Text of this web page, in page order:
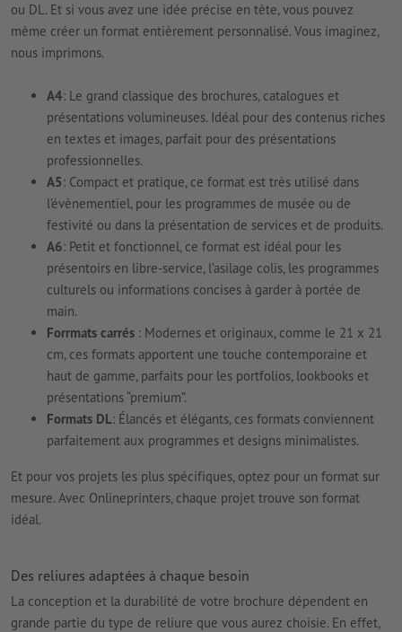
ou DL. Et si vous avez une idée précise en tête, vous pouvez
même créer un format entièrement personnalisé. Vous imaginez,
nous imprimons.
A4: Le grand classique des brochures, catalogues et
présentations volumineuses. Idéal pour des contenus riches
en textes et images, parfait pour des présentations
professionnelles.
A5: Compact et pratique, ce format est très utilisé dans
l’évènementiel, pour les programmes de musée ou de
festivité ou dans la présentation de services et de produits.
A6: Petit et fonctionnel, ce format est idéal pour les
présentoirs en libre-service, l’asilage colis, les programmes
culturels ou informations concises à garder à portée de
main.
Forrmats carrés : Modernes et originaux, comme le 21 x 21
cm, ces formats apportent une touche contemporaine et
haut de gamme, parfaits pour les portfolios, lookbooks et
présentations “premium”.
Formats DL: Élancés et élégants, ces formats conviennent
parfaitement aux programmes et designs minimalistes.
Et pour vos projets les plus spécifiques, optez pour un format sur
mesure. Avec Onlineprinters, chaque projet trouve son format
idéal.
Des reliures adaptées à chaque besoin
La conception et la durabilité de votre brochure dépendent en
grande partie du type de reliure que vous aurez choisie. En effet,